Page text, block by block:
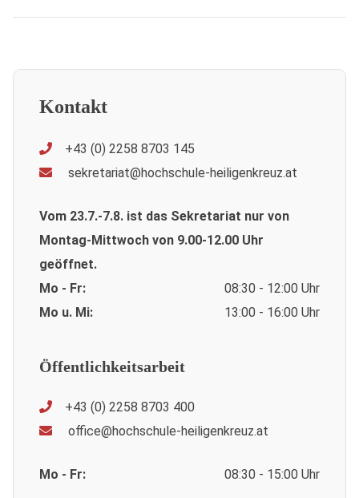
Kontakt
+43 (0) 2258 8703 145
sekretariat@hochschule-heiligenkreuz.at
Vom 23.7.-7.8. ist das Sekretariat nur von
Montag-Mittwoch von 9.00-12.00 Uhr
geöffnet.
Mo - Fr:
08:30 - 12:00 Uhr
Mo u. Mi:
13:00 - 16:00 Uhr
Öffentlichkeitsarbeit
+43 (0) 2258 8703 400
office@hochschule-heiligenkreuz.at
Mo - Fr: 08:30 - 15:00 Uhr